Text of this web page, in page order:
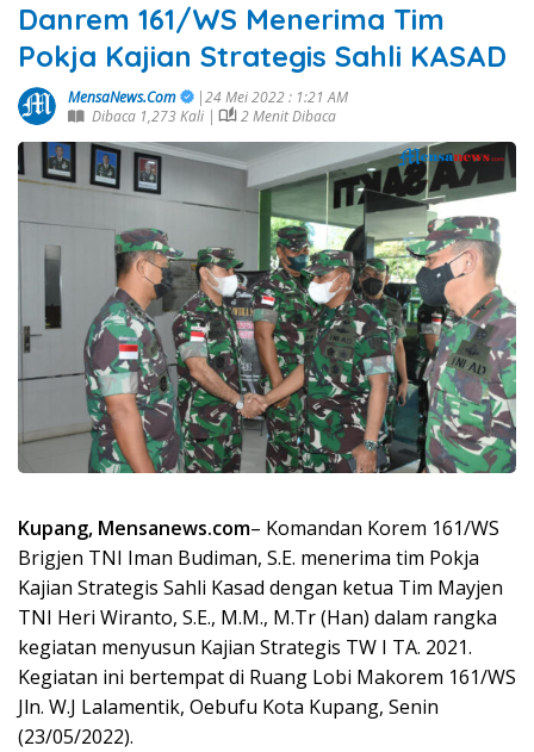
Danrem 161/WS Menerima Tim
Pokja Kajian Strategis Sahli KASAD
MensaNews.Com
|24 Mei 2022 : 1:21 AM
Dibaca 1,273 Kali |
2 Menit Dibaca
Kupang, Mensanews.com– Komandan Korem 161/WS
Brigjen TNI Iman Budiman, S.E. menerima tim Pokja
Kajian Strategis Sahli Kasad dengan ketua Tim Mayjen
TNI Heri Wiranto, S.E., M.M., M.Tr (Han) dalam rangka
kegiatan menyusun Kajian Strategis TW I TA. 2021.
Kegiatan ini bertempat di Ruang Lobi Makorem 161/WS
Jln. W.J Lalamentik, Oebufu Kota Kupang, Senin
(23/05/2022).